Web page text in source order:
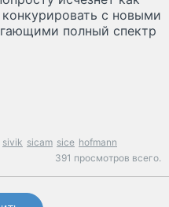
с новыми
полный спектр
sivik sicam sice hofmann
391 просмотров всего.